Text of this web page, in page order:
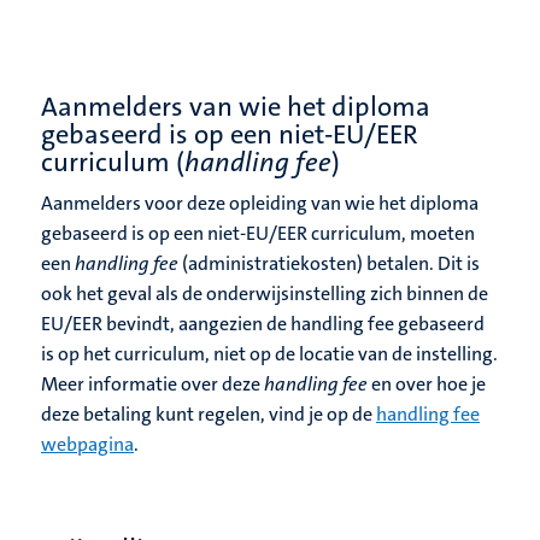
Aanmelders van wie het diploma
gebaseerd is op een niet-EU/EER
curriculum (handling fee)
Aanmelders voor deze opleiding van wie het diploma
gebaseerd is op een niet-EU/EER curriculum, moeten
eenhandling fee(administratiekosten) betalen. Dit is
ook het geval als de onderwijsinstelling zich binnen de
EU/EER bevindt, aangezien de handling fee gebaseerd
is op het curriculum, niet op de locatie van de instelling.
Meer informatie over dezehandling feeen over hoe je
deze betaling kunt regelen, vind je op dehandling fee
webpagina.